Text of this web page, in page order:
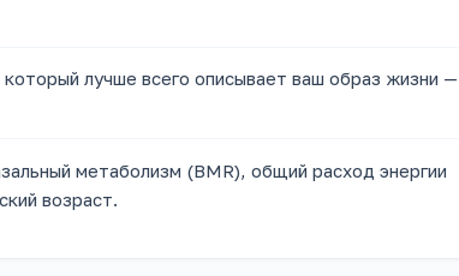
лучше всего описывает ваш образ жизни —
метаболизм (BMR), общий расход энергии
возраст.